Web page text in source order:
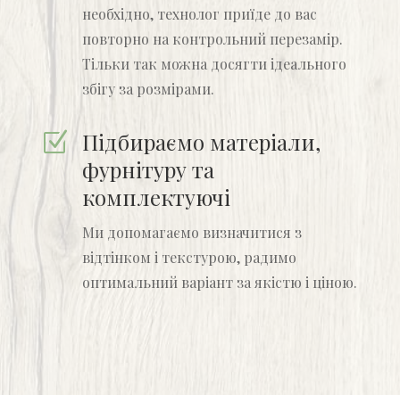
необхідно, технолог приїде до вас
повторно на контрольний перезамір.
Тільки так можна досягти ідеального
збігу за розмірами.
Z Підбираємо матеріали,
фурнітуру та
комплектуючі
Ми допомагаємо визначитися з
відтінком і текстурою, радимо
оптимальний варіант за якістю і ціною.